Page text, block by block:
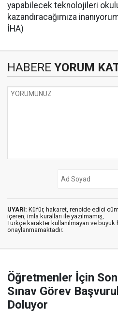
yapabilecek teknolojileri
kazandıracağımıza
İHA)
HABERE YORUM
UYARI: Küfür, hakaret, rencide edici
içeren, imla kuralları ile yazılmamış,
Türkçe karakter kullanılmayan ve büyük
onaylanmamaktadır.
Öğretmenler İçin
Sınav Görev
Doluyor